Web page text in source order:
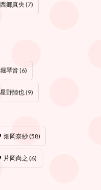
西郷真央(7)
堀琴音(6)
星野陸也(9)
畑岡奈紗(58)
片岡尚之 (6)